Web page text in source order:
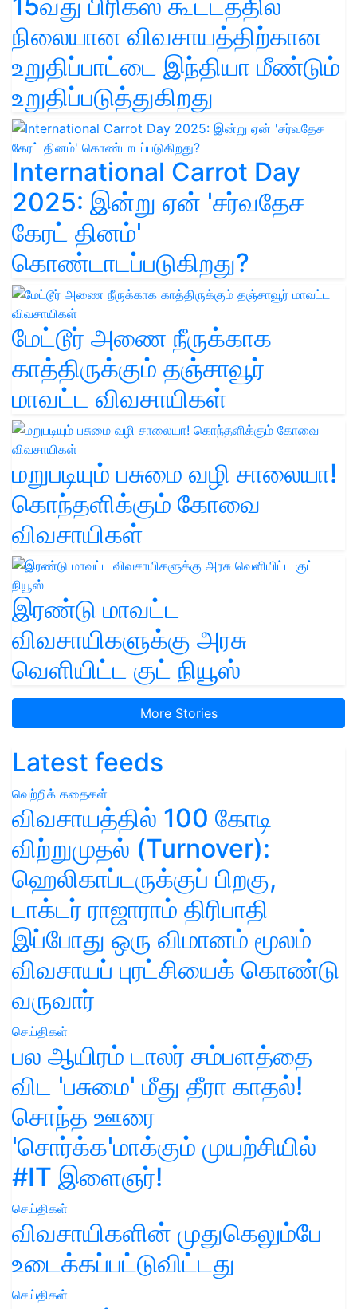
நிலையான விவசாயத்திற்கான
உறுதிப்பாட்டை இந்தியா மீண்டும்
உறுதிப்படுத்துகிறது
International Carrot Day
2025: இன்று ஏன் 'சர்வதேச
கேரட் தினம்'
கொண்டாடப்படுகிறது?
மேட்டூர் அணை நீருக்காக
காத்திருக்கும் தஞ்சாவூர்
மாவட்ட விவசாயிகள்
மறுபடியும் பசுமை வழி சாலையா!
கொந்தளிக்கும் கோவை
விவசாயிகள்
இரண்டு மாவட்ட
விவசாயிகளுக்கு அரசு
வெளியிட்ட குட் நியூஸ்
More Stories
Latest feeds
வெற்றிக் கதைகள்
விவசாயத்தில் 100 கோடி
விற்றுமுதல் (Turnover):
ஹெலிகாப்டருக்குப் பிறகு,
டாக்டர் ராஜாராம் திரிபாதி
இப்போது ஒரு விமானம் மூலம்
விவசாயப் புரட்சியைக் கொண்டு
வருவார்
செய்திகள்
பல ஆயிரம் டாலர் சம்பளத்தை
விட 'பசுமை' மீது தீரா காதல்!
சொந்த ஊரை
'சொர்க்க'மாக்கும் முயற்சியில்
#IT இளைஞர்!
செய்திகள்
விவசாயிகளின் முதுகெலும்பே
உடைக்கப்பட்டுவிட்டது
செய்திகள்